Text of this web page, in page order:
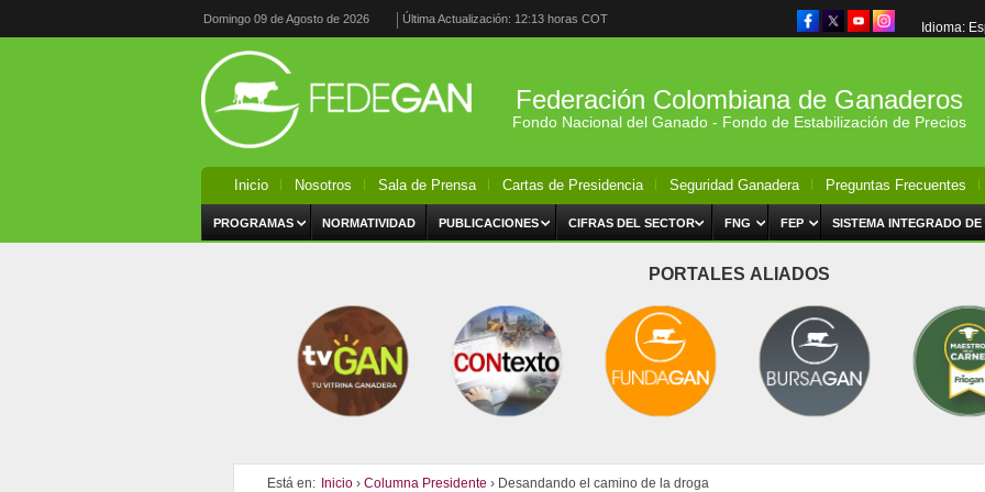
Domingo 09 de Agosto de 2026 Última Actualización: 12:13 horas COT
Idioma:
Federación Colombiana de Ganaderos
Fondo Nacional del Ganado - Fondo de Estabilización de Precios
Inicio Nosotros Sala de Prensa Cartas de Presidencia Seguridad Ganadera Preguntas Frecuentes
PROGRAMAS NORMATIVIDAD PUBLICACIONES CIFRAS DEL SECTOR FNG FEP SISTEMA INTEGRADO DE
PORTALES ALIADOS
Está en: Inicio › Columna Presidente › Desandando el camino de la droga